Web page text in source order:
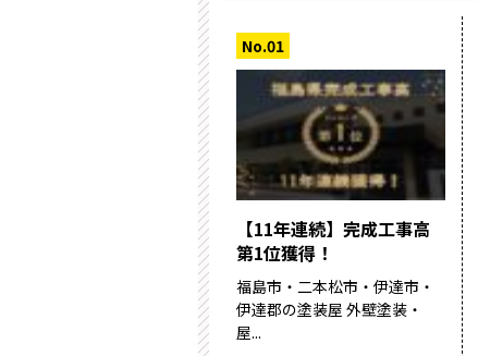
【11年連続】完成工事高
第1位獲得！
福島市・二本松市・伊達市・
伊達郡の塗装屋 外壁塗装・
屋...